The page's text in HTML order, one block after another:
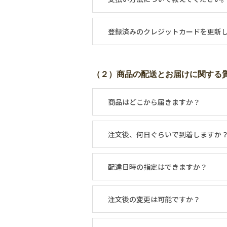
登録済みのクレジットカードを更新
（２）商品の配送とお届けに関する
商品はどこから届きますか？
注文後、何日ぐらいで到着しますか？
配達日時の指定はできますか？
注文後の変更は可能ですか？